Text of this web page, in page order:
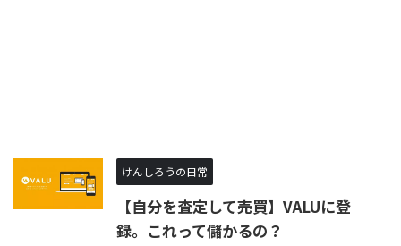
けんしろうの日常
【自分を査定して売買】VALUに登
録。これって儲かるの？